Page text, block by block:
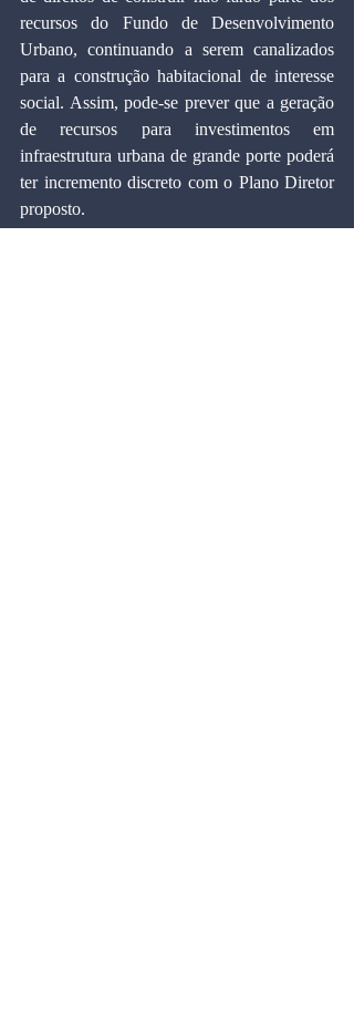
recursos do Fundo de Desenvolvimento
Urbano, continuando a serem canalizados
para a construção habitacional de interesse
social. Assim, pode-se prever que a geração
de recursos para investimentos em
infraestrutura urbana de grande porte poderá
ter incremento discreto com o Plano Diretor
proposto.